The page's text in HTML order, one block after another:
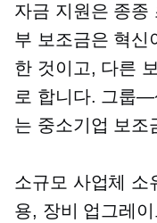
자금 지원은 종종
부 보조금은 혁신
한 것이고, 다른
로 합니다. 그룹—
는 중소기업 보조
소규모 사업체 소
용, 장비 업그레